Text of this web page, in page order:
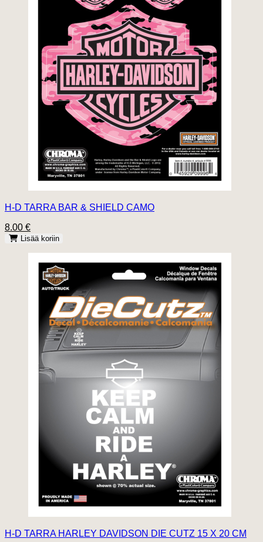
H-D TARRA BAR & SHIELD CAMO
8.00 €
Lisää koriin
H-D TARRA HARLEY DAVIDSON DIE CUTZ 15 X 20 CM